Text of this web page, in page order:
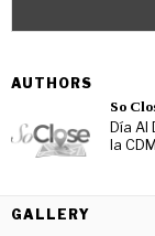
AUTHORS
So
Día Al
la
GALLERY